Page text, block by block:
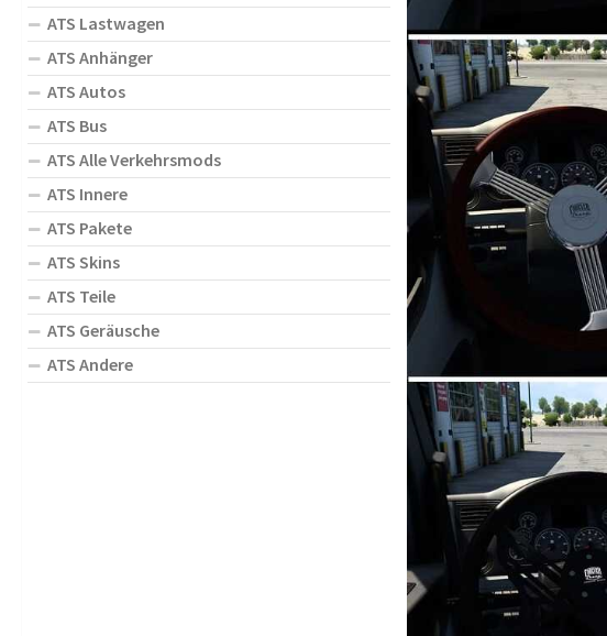
ATS Lastwagen
ATS Anhänger
ATS Autos
ATS Bus
ATS Alle Verkehrsmods
ATS Innere
ATS Pakete
ATS Skins
ATS Teile
ATS Geräusche
ATS Andere